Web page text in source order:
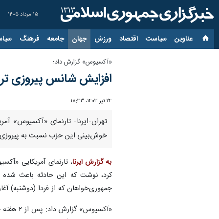
۱۵ مرداد ۱۴۰۵
عناوین‌ سیاست اقتصاد ورزش جهان جامعه فرهنگ
«آکسیوس» گزارش داد؛
افزایش شانس پیروزی
۲۴ تیر ۱۴۰۳، ۱۸:۳۳